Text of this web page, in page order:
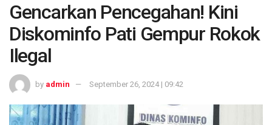
Gencarkan Pencegahan! Kini
Diskominfo Pati Gempur Rokok
Ilegal
by admin September 26, 2024 | 09:42